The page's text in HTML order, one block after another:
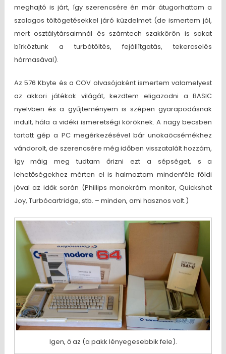
meghajtó is járt, így szerencsére én már átugorhattam a
szalagos töltögetésekkel járó küzdelmet (de ismertem jól,
mert osztálytársaimnál és számtech szakkörön is sokat
bírkóztunk a turbótöltés, fejállítgatás, tekercselés
hármasával).
Az 576 Kbyte és a COV olvasójaként ismertem valamelyest
az akkori játékok világát, kezdtem eligazodni a BASIC
nyelvben és a gyűjteményem is szépen gyarapodásnak
indult, hála a vidéki ismeretségi köröknek. A nagy becsben
tartott gép a PC megérkezésével bár unokaöcsémékhez
vándorolt, de szerencsére még időben visszatalált hozzám,
így máig meg tudtam őrizni ezt a sépséget, s a
lehetőségekhez mérten el is halmoztam mindenféle földi
jóval az idők során (Phillips monokróm monitor, Quickshot
Joy, Turbócartridge, stb. – minden, ami hasznos volt.)
Igen, ő az (a pakk lényegesebbik fele).